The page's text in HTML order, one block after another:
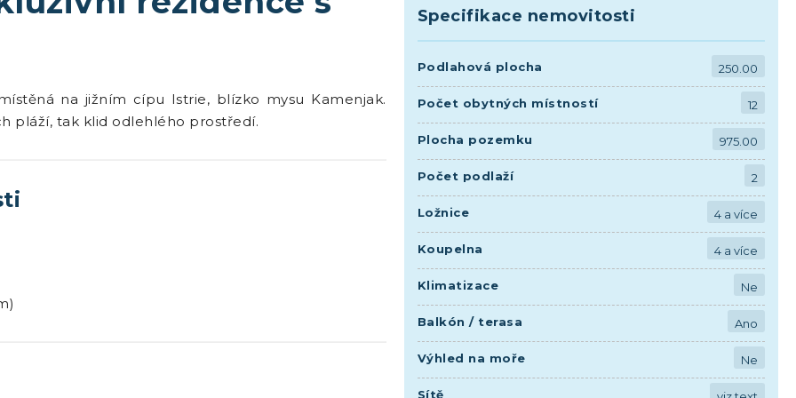
na jižním cípu Istrie, blízko mysu Kamenjak.
pláží, tak klid odlehlého prostředí.
Specifikace nemovitosti
Podlahová plocha 250.00
Počet obytných místností 12
Plocha pozemku 975.00
Počet podlaží 2
Ložnice 4 a více
Koupelna 4 a více
Klimatizace Ne
Balkón / terasa Ano
Výhled na moře Ne
Sítě